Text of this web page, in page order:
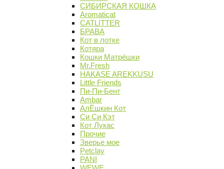
СИБИРСКАЯ КОШКА
Aromaticat
CATLITTER
БРАВА
Кот в лотке
Котяра
Кошки Матрёшки
Mr.Fresh
HAKASE AREKKUSU
Little Friends
Пи-Пи-Бент
Ambar
АлЁшкин Кот
Си Си Кэт
Кот Лукас
Прочие
Зверье мое
Petclay
PANI